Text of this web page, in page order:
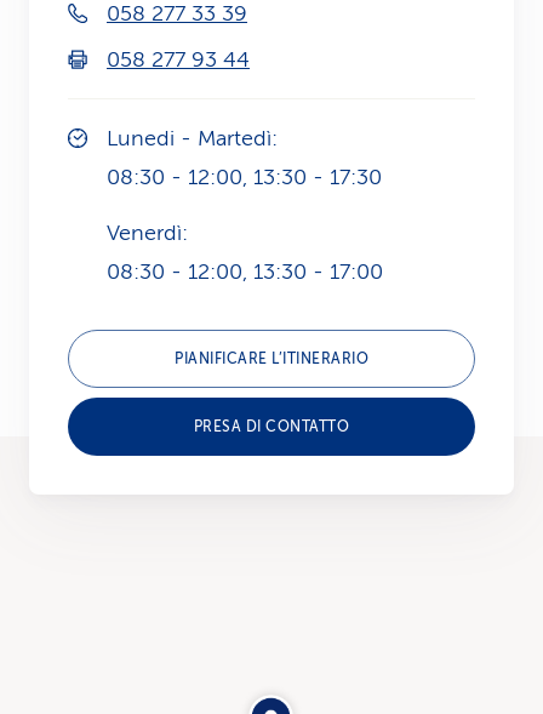
s
e
v
z
i
o
058 277 33 39
058 277 93 44
Lunedi - Martedì:
08:30 - 12:00, 13:30 - 17:30
Venerdì:
08:30 - 12:00, 13:30 - 17:00
PIANIFICARE L’ITINERARIO
PRESA DI CONTATTO